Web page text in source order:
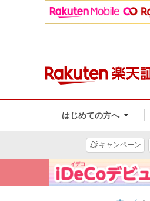
はじめての方へ
キャンペーン